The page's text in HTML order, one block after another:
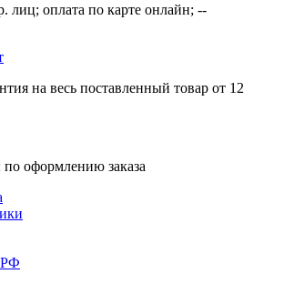
оплата по карте онлайн; --
на весь поставленный товар от 12
оформлению заказа
РФ